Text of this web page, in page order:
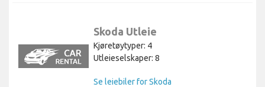
Skoda Utleie
Kjøretøytyper: 4
Utleieselskaper: 8
Se leiebiler for Skoda